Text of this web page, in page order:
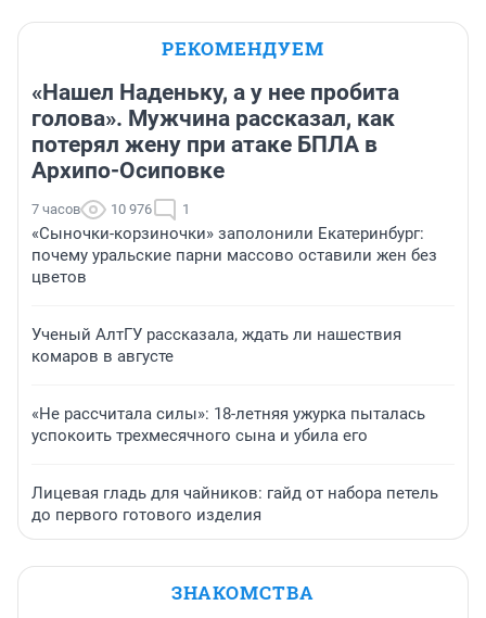
РЕКОМЕНДУЕМ
«Нашел Наденьку, а у нее пробита
голова». Мужчина рассказал, как
потерял жену при атаке БПЛА в
Архипо-Осиповке
7 часов 10 976 1
«Сыночки-корзиночки» заполонили Екатеринбург:
почему уральские парни массово оставили жен без
цветов
Ученый АлтГУ рассказала, ждать ли нашествия
комаров в августе
«Не рассчитала силы»: 18-летняя ужурка пыталась
успокоить трехмесячного сына и убила его
Лицевая гладь для чайников: гайд от набора петель
до первого готового изделия
ЗНАКОМСТВА